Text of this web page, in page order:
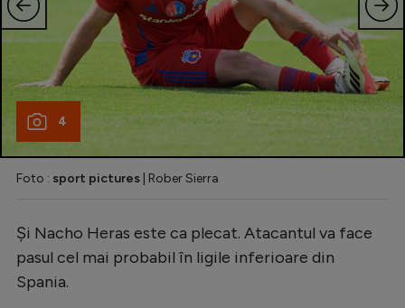
4
Foto : sport pictures | Rober Sierra
Și Nacho Heras este ca plecat. Atacantul va face
pasul cel mai probabil în ligile inferioare din
Spania.